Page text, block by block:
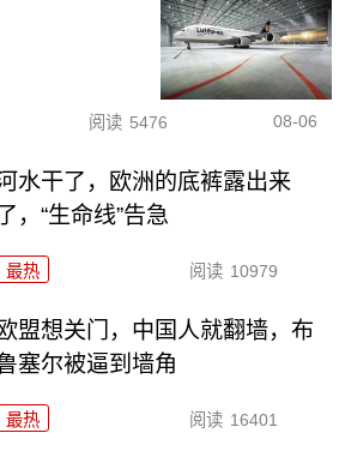
阅读 5476 08-06
水干了，欧洲的底裤露出来
，“生命线”告急
最热 阅读 10979
盟想关门，中国人就翻墙，布
塞尔被逼到墙角
最热 阅读 16401